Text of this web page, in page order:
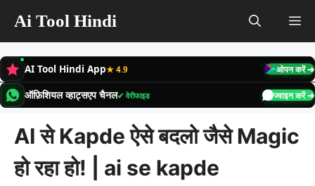
content
Ai Tool Hindi
AI Tool Hindi App★ 4.9 ओपन करें ➔
ऑफ़िशियल व्हाट्सएप चैनल✔ वेरीफाइड ज्वाइन करें ➔
AI से Kapde ऐसे बदलो जैसे Magic
हो रहा हो! | ai se kapde